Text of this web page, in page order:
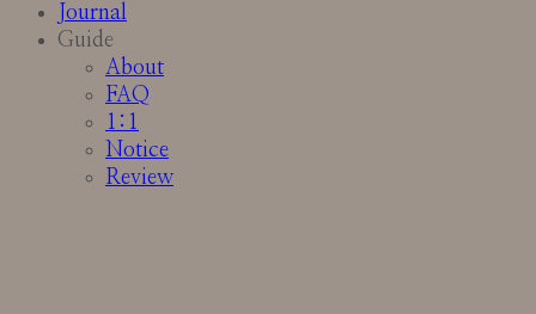
Journal
Guide
About
FAQ
1:1
Notice
Review